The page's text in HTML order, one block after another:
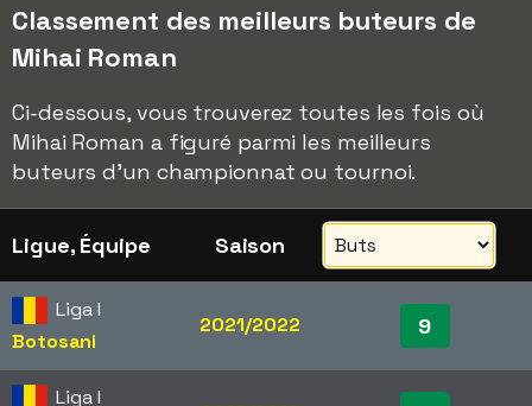
Classement des meilleurs buteurs de
Mihai Roman
Ci-dessous, vous trouverez toutes les fois où
Mihai Roman a figuré parmi les meilleurs
buteurs d'un championnat ou tournoi.
Ligue, Équipe Saison
Liga I
Botosani
2021/2022 9
Liga I